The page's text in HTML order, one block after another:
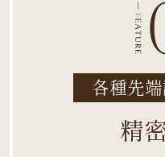
各種先
精